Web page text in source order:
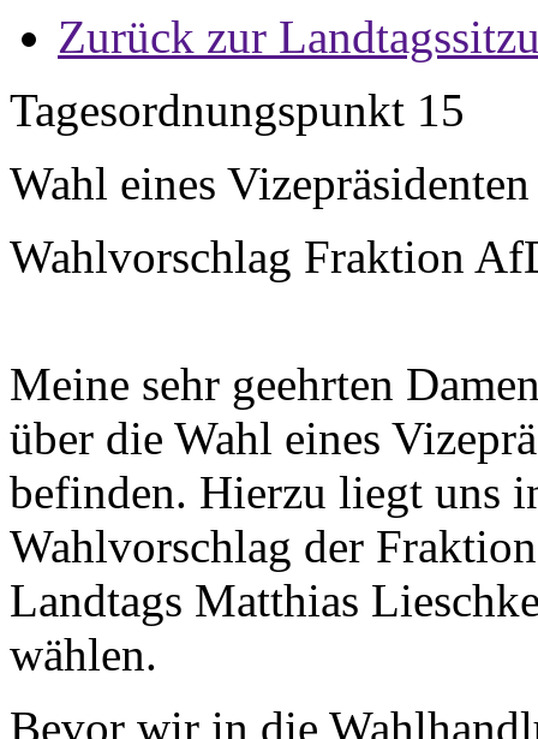
Zurück zur
Tagesordnungspunkt 15
Wahl eines
Wahlvorschlag Fraktion
Meine sehr geehrten
über die Wahl eines
befinden. Hierzu liegt uns
Wahlvorschlag der
Landtags Matthias
wählen.
Bevor wir in die